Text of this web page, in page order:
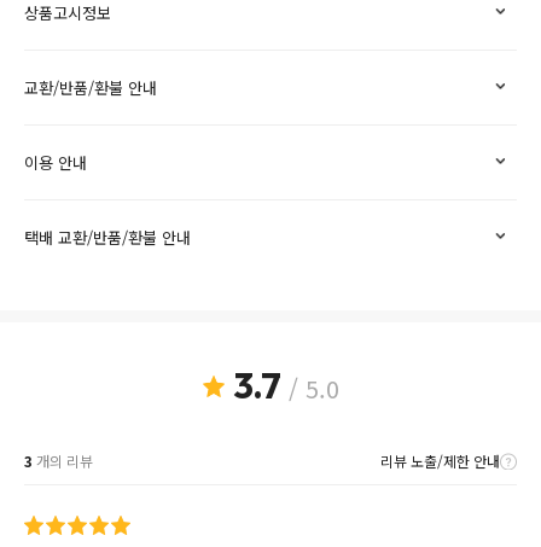
상품고시정보
교환/반품/환불 안내
이용 안내
택배 교환/반품/환불 안내
3.7 / 5.0
3 개의 리뷰 리뷰 노출/제한 안내